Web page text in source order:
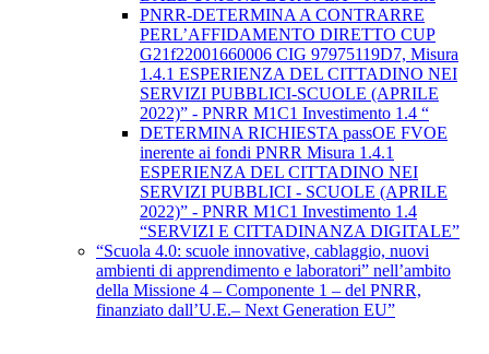
PNRR-DETERMINA A CONTRARRE
PERL’AFFIDAMENTO DIRETTO CUP
G21f22001660006 CIG 97975119D7, Misura
1.4.1 ESPERIENZA DEL CITTADINO NEI
SERVIZI PUBBLICI-SCUOLE (APRILE
2022)” - PNRR M1C1 Investimento 1.4 “
DETERMINA RICHIESTA passOE FVOE
inerente ai fondi PNRR Misura 1.4.1
ESPERIENZA DEL CITTADINO NEI
SERVIZI PUBBLICI - SCUOLE (APRILE
2022)” - PNRR M1C1 Investimento 1.4
“SERVIZI E CITTADINANZA DIGITALE”
“Scuola 4.0: scuole innovative, cablaggio, nuovi
ambienti di apprendimento e laboratori” nell’ambito
della Missione 4 – Componente 1 – del PNRR,
finanziato dall’U.E.– Next Generation EU”